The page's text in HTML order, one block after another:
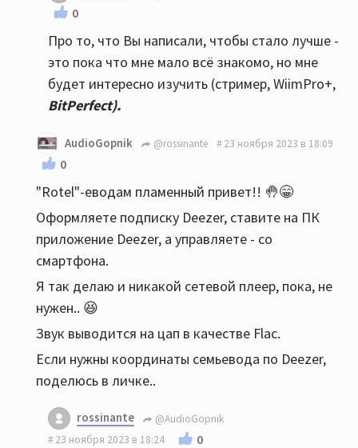
0
Про то, что Вы написали, чтобы стало лучше -
это пока что мне мало всё знакомо, но мне
будет интересно изучить (стример, WiimPro+,
BitPerfect).
AudioGopnik @rossinante 23 ноября 2023 в 18:09
0
"Rotel"-еводам пламенный привет!! 🤚😁
Оформляете подписку Deezer, cтавите на ПК
приложение Deezer, а управляете - со
смартфона.
Я так делаю и никакой сетевой плеер, пока, не
нужен.. 😆
Звук выводится на цап в качестве Flac.
Если нужны координаты семьевода по Deezer,
поделюсь в личке..
rossinante
@AudioGopnik
23 ноября 2023 в 18:24
0